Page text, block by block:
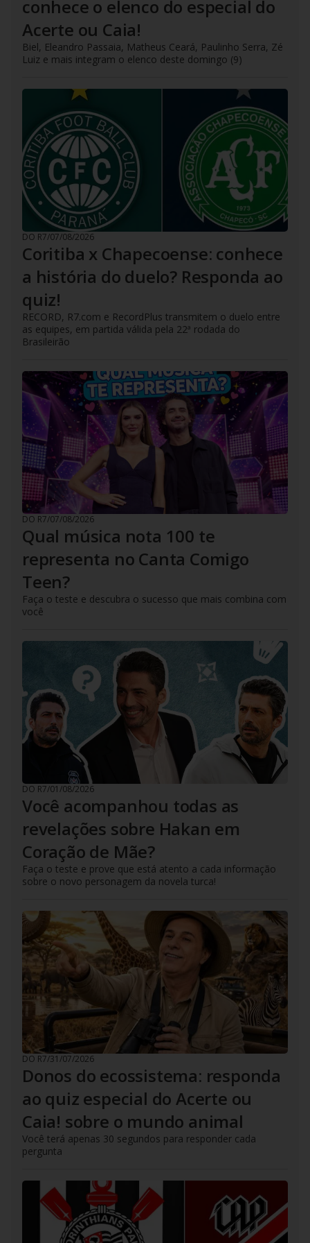
conhece o elenco do especial do
Acerte ou Caia!
Biel, Eleandro Passaia, Matheus Ceará, Paulinho Serra, Zé
Luiz e mais integram o elenco deste domingo (9)
DO R7/07/08/2026
Coritiba x Chapecoense: conhece
a história do duelo? Responda ao
quiz!
RECORD, R7.com e RecordPlus transmitem o duelo entre
as equipes, em partida válida pela 22ª rodada do
Brasileirão
DO R7/07/08/2026
Qual música nota 100 te
representa no Canta Comigo
Teen?
Faça o teste e descubra o sucesso que mais combina com
você
DO R7/01/08/2026
Você acompanhou todas as
revelações sobre Hakan em
Coração de Mãe?
Faça o teste e prove que está atento a cada informação
sobre o novo personagem da novela turca!
DO R7/31/07/2026
Donos do ecossistema: responda
ao quiz especial do Acerte ou
Caia! sobre o mundo animal
Você terá apenas 30 segundos para responder cada
pergunta